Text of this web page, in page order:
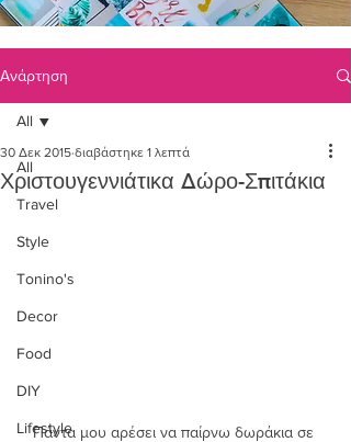
Ανάρτηση
All
Travel
Style
Tonino's
Decor
Food
DIY
Lifestyle
All
Χριστουγεννιάτικα Δώρο-Σπιτάκια
30 Δεκ 2015 διαβάστηκε 1 λεπτά
Πάντα μου αρέσει να παίρνω δωράκια σε